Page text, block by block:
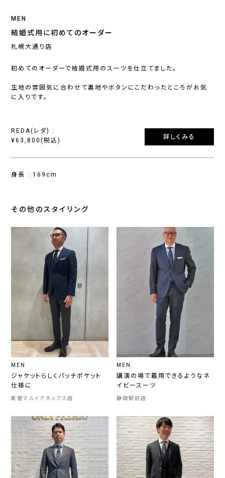
MEN
結婚式用に初めてのオーダー
札幌大通り店
初めてのオーダーで結婚式用のスーツを仕立てました。
生地の雰囲気に合わせて裏地やボタンにこだわったところがお気
に入りです。
REDA(レダ) :
¥63,800(税込)
詳しくみる
身長 : 169cm
その他のスタイリング
MEN
ジャケットらしくパッチポケット
仕様に
新宿マルイアネックス店
MEN
講演の場で着用できるようなネ
イビースーツ
静岡駅前店